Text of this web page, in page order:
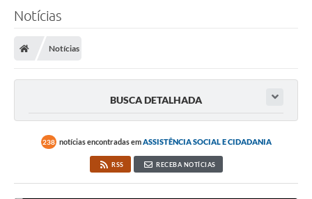
Notícias
Notícias
BUSCA DETALHADA
238 notícias encontradas emASSISTÊNCIA SOCIAL E CIDADANIA
RSS RECEBA NOTÍCIAS